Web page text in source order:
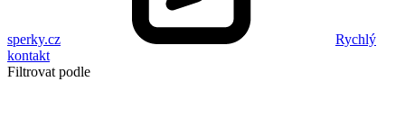
sperky.cz
Rychlý
kontakt
Filtrovat podle